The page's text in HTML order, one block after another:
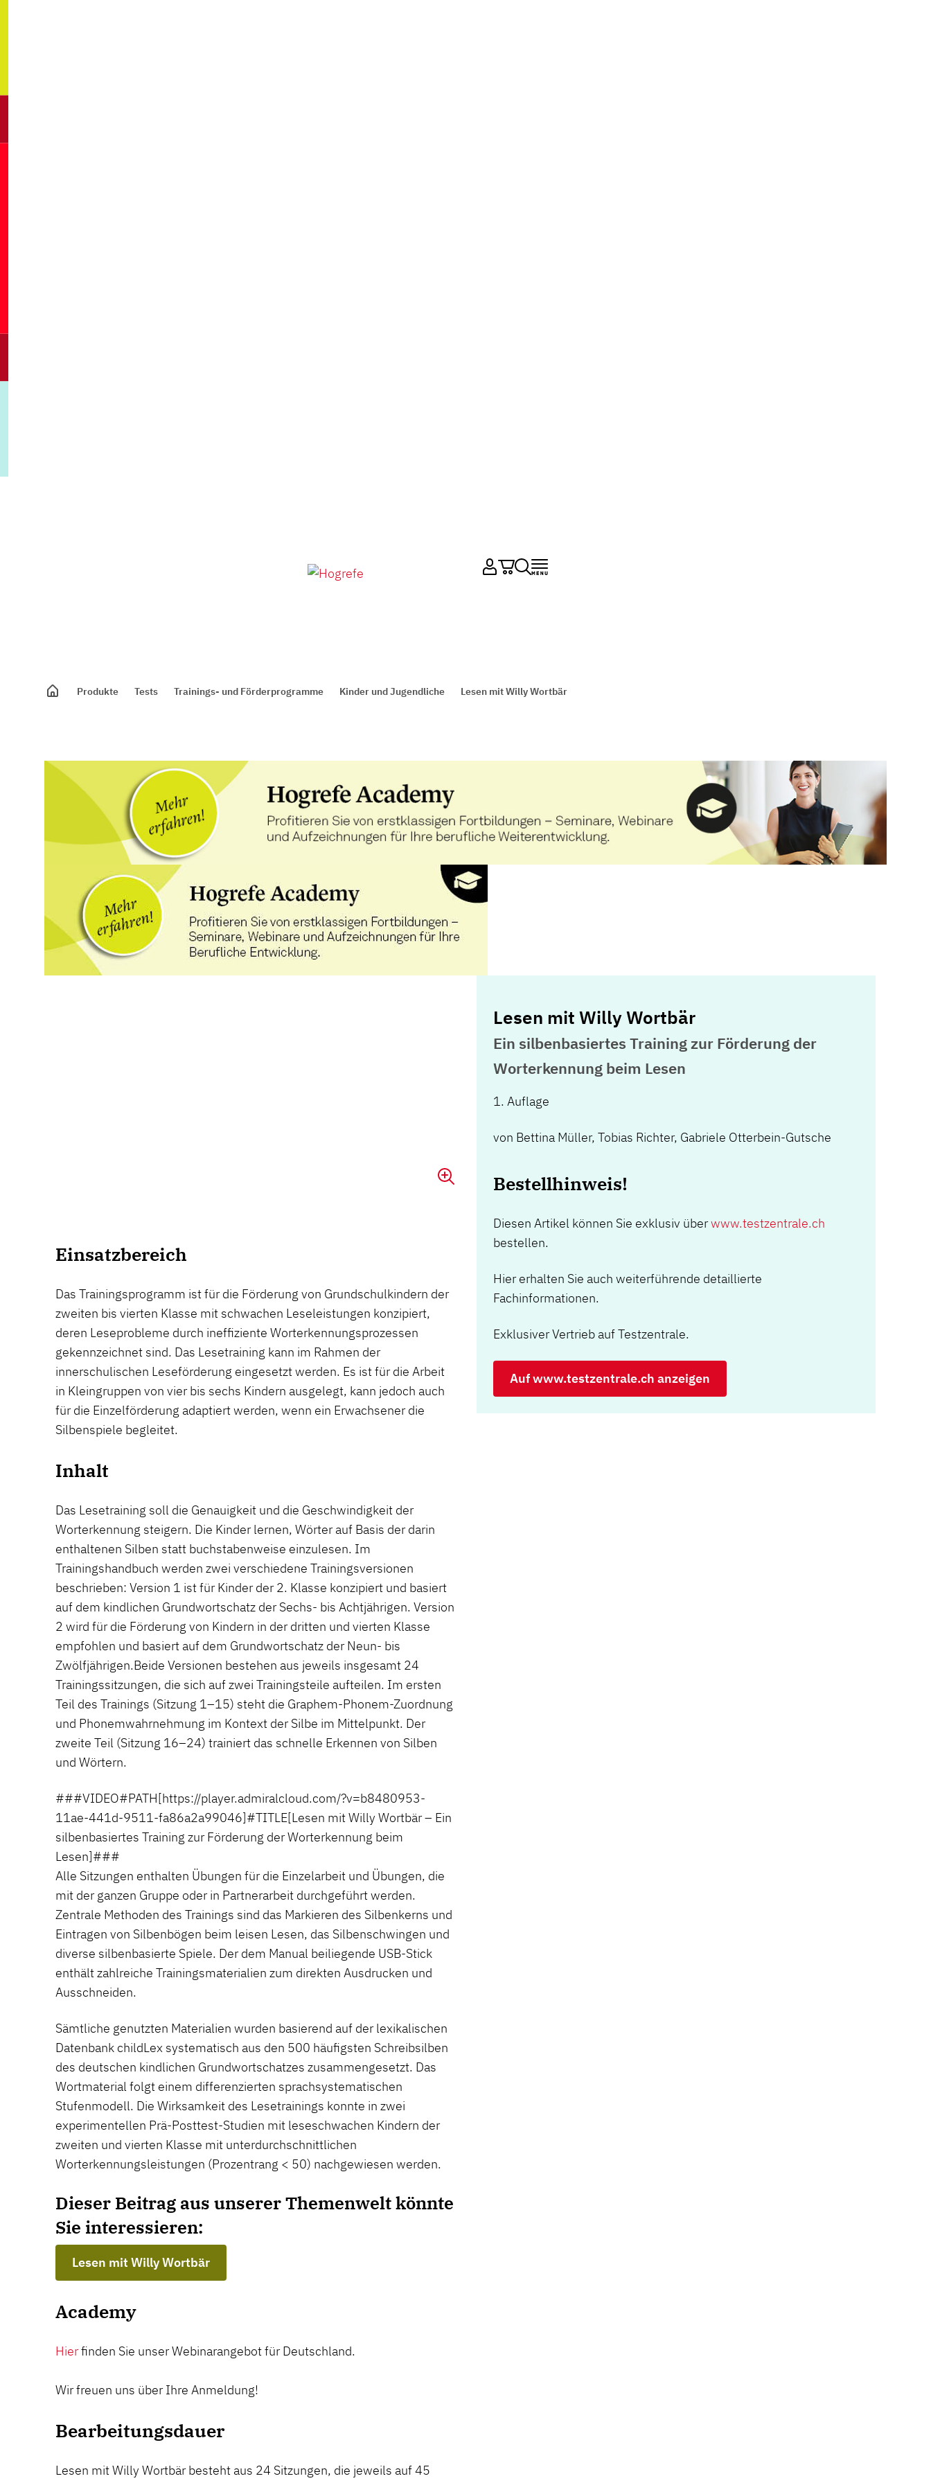
Produkte Tests Trainings- und Förderprogramme Kinder und Jugendliche Lesen mit Willy Wortbär
Lesen mit Willy Wortbär
Ein silbenbasiertes Training zur Förderung der
Worterkennung beim Lesen
1. Auflage
von Bettina Müller, Tobias Richter, Gabriele Otterbein-Gutsche
Bestellhinweis!
Diesen Artikel können Sie exklusiv überwww.testzentrale.ch
bestellen.
Hier erhalten Sie auch weiterführende detaillierte
Fachinformationen.
Exklusiver Vertrieb auf Testzentrale.
Auf www.testzentrale.ch anzeigen
Einsatzbereich
Das Trainingsprogramm ist für die Förderung von Grundschulkindern der
zweiten bis vierten Klasse mit schwachen Leseleistungen konzipiert,
deren Leseprobleme durch ineffiziente Worterkennungsprozessen
gekennzeichnet sind. Das Lesetraining kann im Rahmen der
innerschulischen Leseförderung eingesetzt werden. Es ist für die Arbeit
in Kleingruppen von vier bis sechs Kindern ausgelegt, kann jedoch auch
für die Einzelförderung adaptiert werden, wenn ein Erwachsener die
Silbenspiele begleitet.
Inhalt
Das Lesetraining soll die Genauigkeit und die Geschwindigkeit der
Worterkennung steigern. Die Kinder lernen, Wörter auf Basis der darin
enthaltenen Silben statt buchstabenweise einzulesen. Im
Trainingshandbuch werden zwei verschiedene Trainingsversionen
beschrieben: Version 1 ist für Kinder der 2. Klasse konzipiert und basiert
auf dem kindlichen Grundwortschatz der Sechs- bis Achtjährigen. Version
2 wird für die Förderung von Kindern in der dritten und vierten Klasse
empfohlen und basiert auf dem Grundwortschatz der Neun- bis
Zwölfjährigen.Beide Versionen bestehen aus jeweils insgesamt 24
Trainingssitzungen, die sich auf zwei Trainingsteile aufteilen. Im ersten
Teil des Trainings (Sitzung 1–15) steht die Graphem-Phonem-Zuordnung
und Phonemwahrnehmung im Kontext der Silbe im Mittelpunkt. Der
zweite Teil (Sitzung 16–24) trainiert das schnelle Erkennen von Silben
und Wörtern.
###VIDEO#PATH[https://player.admiralcloud.com/?v=b8480953-
11ae-441d-9511-fa86a2a99046]#TITLE[Lesen mit Willy Wortbär – Ein
silbenbasiertes Training zur Förderung der Worterkennung beim
Lesen]###
Alle Sitzungen enthalten Übungen für die Einzelarbeit und Übungen, die
mit der ganzen Gruppe oder in Partnerarbeit durchgeführt werden.
Zentrale Methoden des Trainings sind das Markieren des Silbenkerns und
Eintragen von Silbenbögen beim leisen Lesen, das Silbenschwingen und
diverse silbenbasierte Spiele. Der dem Manual beiliegende USB-Stick
enthält zahlreiche Trainingsmaterialien zum direkten Ausdrucken und
Ausschneiden.
Sämtliche genutzten Materialien wurden basierend auf der lexikalischen
Datenbank childLex systematisch aus den 500 häufigsten Schreibsilben
des deutschen kindlichen Grundwortschatzes zusammengesetzt. Das
Wortmaterial folgt einem differenzierten sprachsystematischen
Stufenmodell. Die Wirksamkeit des Lesetrainings konnte in zwei
experimentellen Prä-Posttest-Studien mit leseschwachen Kindern der
zweiten und vierten Klasse mit unterdurchschnittlichen
Worterkennungsleistungen (Prozentrang < 50) nachgewiesen werden.
Dieser Beitrag aus unserer Themenwelt könnte
Sie interessieren:
Lesen mit Willy Wortbär
Academy
Hierfinden Sie unser Webinarangebot für Deutschland.
Wir freuen uns über Ihre Anmeldung!
Bearbeitungsdauer
Lesen mit Willy Wortbär besteht aus 24 Sitzungen, die jeweils auf 45